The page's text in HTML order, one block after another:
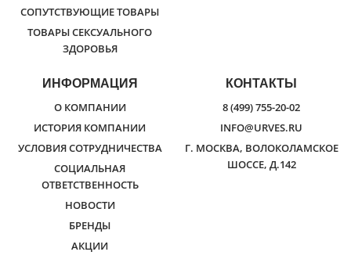
СОПУТСТВУЮЩИЕ ТОВАРЫ
ТОВАРЫ СЕКСУАЛЬНОГО
ЗДОРОВЬЯ
ИНФОРМАЦИЯ
О КОМПАНИИ
ИСТОРИЯ КОМПАНИИ
УСЛОВИЯ СОТРУДНИЧЕСТВА
СОЦИАЛЬНАЯ
ОТВЕТСТВЕННОСТЬ
НОВОСТИ
БРЕНДЫ
АКЦИИ
КОНТАКТЫ
8 (499) 755-20-02
INFO@URVES.RU
Г. МОСКВА, ВОЛОКОЛАМСКОЕ
ШОССЕ, Д.142